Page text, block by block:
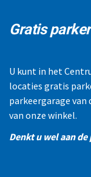
Gratis
U kunt in het
locaties gratis
parkeergarage
van onze winkel.
Denkt u wel aan